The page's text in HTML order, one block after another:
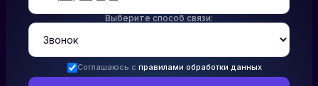
Выберите способ связи:
Соглашаюсь с правилами обработки данных